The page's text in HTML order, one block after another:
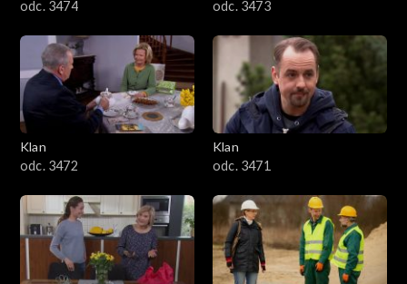
odc. 3474 odc. 3473
Klan
odc. 3472
Klan
odc. 3471